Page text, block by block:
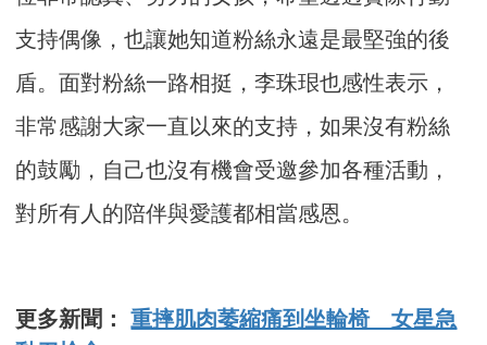
支持偶像，也讓她知道粉絲永遠是最堅強的後
盾。面對粉絲一路相挺，李珠珢也感性表示，
非常感謝大家一直以來的支持，如果沒有粉絲
的鼓勵，自己也沒有機會受邀參加各種活動，
對所有人的陪伴與愛護都相當感恩。
更多新聞：重摔肌肉萎縮痛到坐輪椅 女星急